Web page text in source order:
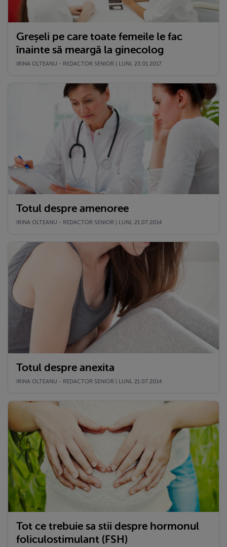
Greșeli pe care toate femeile le fac
înainte să meargă la ginecolog
IRINA OLTEANU - REDACTOR SENIOR | LUNI, 23.01.2017
Totul despre amenoree
IRINA OLTEANU - REDACTOR SENIOR | LUNI, 21.07.2014
Totul despre anexita
IRINA OLTEANU - REDACTOR SENIOR | LUNI, 21.07.2014
Tot ce trebuie sa stii despre hormonul
foliculostimulant (FSH)